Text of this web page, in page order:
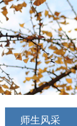
师生风采